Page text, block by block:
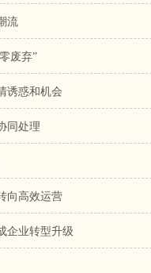
流
废弃”
诱惑和机会
同处理
向高效运营
企业转型升级